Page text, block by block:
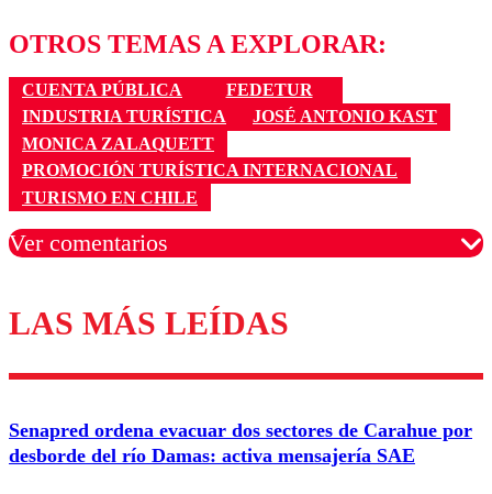
OTROS TEMAS A EXPLORAR:
CUENTA PÚBLICA
FEDETUR
INDUSTRIA TURÍSTICA
JOSÉ ANTONIO KAST
MONICA ZALAQUETT
PROMOCIÓN TURÍSTICA INTERNACIONAL
TURISMO EN CHILE
Ver comentarios
Los comentarios son moderados para garantizar un
diálogo respetuoso.
Nombre
Correo
LAS MÁS LEÍDAS
Senapred ordena evacuar dos sectores de Carahue por
desborde del río Damas: activa mensajería SAE